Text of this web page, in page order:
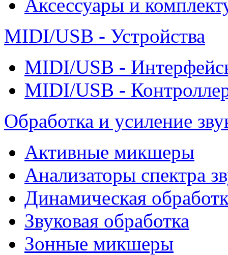
Аксессуары и
MIDI/USB - Устройства
MIDI/USB -
MIDI/USB -
Обработка и усиление
Активные микшеры
Анализаторы спектра
Динамическая
Звуковая обработка
Зонные микшеры